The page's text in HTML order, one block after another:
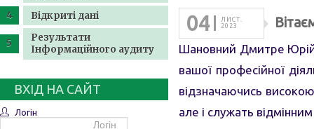
Відкриті дані
Результати
Інформаційного аудиту
ВХІД НА САЙТ
Логін
04
ЛИСТ.
2023
Шановний Дмитре
вашої професійної
відзначаючись
але і служать